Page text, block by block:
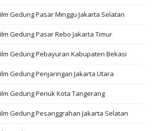
Gedung Pasar Minggu Jakarta Selatan
Gedung Pasar Rebo Jakarta Timur
Gedung Pebayuran Kabupaten Bekasi
Gedung Penjaringan Jakarta Utara
Gedung Periuk Kota Tangerang
Gedung Pesanggrahan Jakarta Selatan